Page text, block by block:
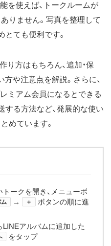
を使えば、トークルームが
りません。写真を整理して
とても便利です。
り方はもちろん、追加・保
や注意点を解説。さらに、
ミアム会員になるとできる
する方法など、発展的な使い
めています。
ークを開き、メニューボ
→ ＋
ボタンの順に進
アルバムに追加した
をタップ